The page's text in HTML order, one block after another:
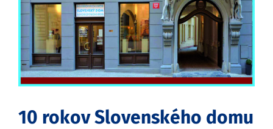
10 rokov Slovenského domu